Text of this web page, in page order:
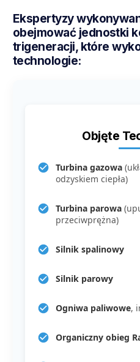
Ekspertyzy
obejmować jednostki
trigeneracji, które
technologie:
Objęte
Turbina gazowa
odzyskiem ciepła)
Turbina parowa
przeciwprężna)
Silnik spalinowy
Silnik parowy
Ogniwa paliwowe,
Organiczny obieg